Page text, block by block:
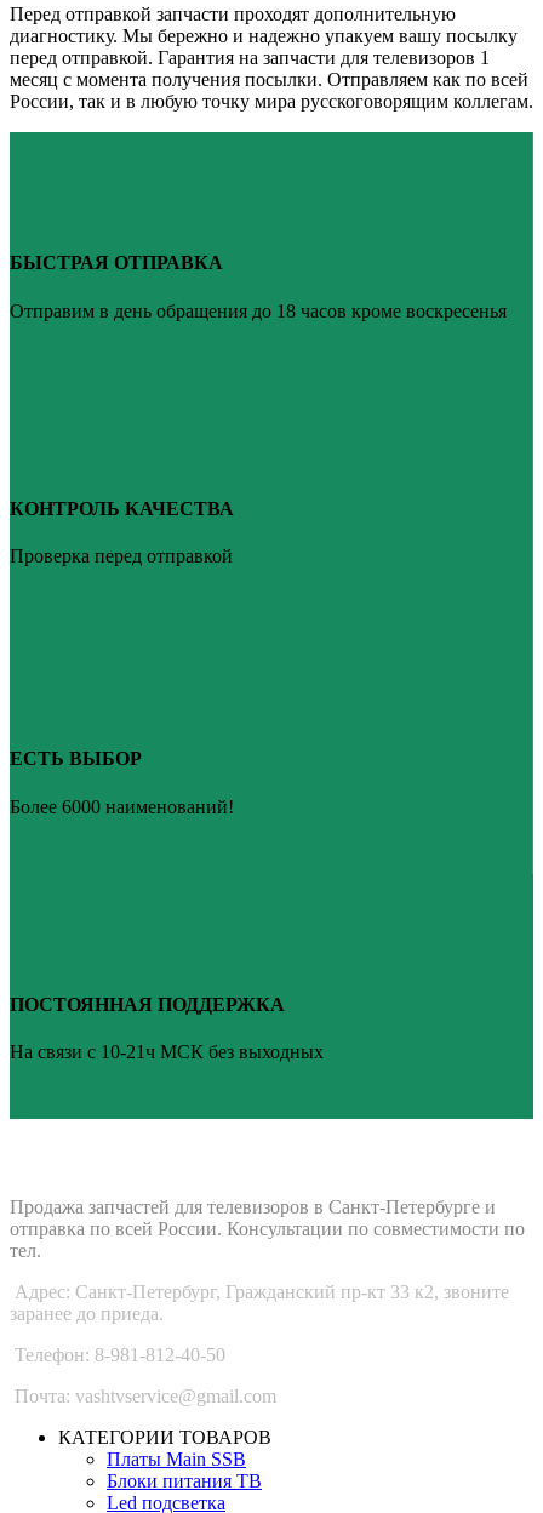
Перед отправкой запчасти проходят дополнительную
диагностику. Мы бережно и надежно упакуем вашу посылку
перед отправкой. Гарантия на запчасти для телевизоров 1
месяц с момента получения посылки. Отправляем как по всей
России, так и в любую точку мира русскоговорящим коллегам.
БЫСТРАЯ ОТПРАВКА
Отправим в день обращения до 18 часов кроме воскресенья
КОНТРОЛЬ КАЧЕСТВА
Проверка перед отправкой
ЕСТЬ ВЫБОР
Более 6000 наименований!
ПОСТОЯННАЯ ПОДДЕРЖКА
На связи с 10-21ч МСК без выходных
Продажа запчастей для телевизоров в Санкт-Петербурге и
отправка по всей России. Консультации по совместимости по
тел.
Адрес: Санкт-Петербург, Гражданский пр-кт 33 к2, звоните
заранее до приеда.
Телефон: 8-981-812-40-50
Почта: vashtvservice@gmail.com
КАТЕГОРИИ ТОВАРОВ
Платы Main SSB
Блоки питания ТВ
Led подсветка